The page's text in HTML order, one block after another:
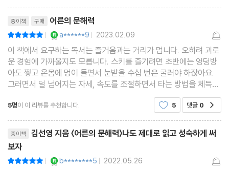
어휘 근육량 측정 - 선 긋는 이야기
독서 근육량 측정 - 일주일에 책 한 권 완독하기
구성 근육량 측정 - ‘거꾸로 마인드맵’ 꾸리기
종합 평가 - 칼럼 읽고 다른 사람에게 설명하기
에필로그 문해력 PT로 생활 습관을 바꿔보세요
참고자료
종이책 구매 어른의 문해력
| a******9 | 2023.02.09
이 책에서 요구하는 독서는 즐거움과는 거리가 멉니다. 오히려 괴로
운 경험에 가까울지도 모릅니다. 스키를 즐기려면 초반에는 엉덩방
아도 찧고 온몸에 멍이 들면서 눈밭을 수십 번은 굴러야 하잖아요.
그러면서 덜 넘어지는 자세, 속도를 조절하면서 타는 방법을 체득하
죠. 문해력 PT는 멍이 들고 구르는 과정입니다. 고통스럽지 않게 어
떤 기술을 익히거나 학습하는 일은 반복 숙달을
5명이 이 리뷰를 추천합니다. 5 댓글 0
종이책
김선영 지음 〈어른의 문해력〉나도 제대로 읽고 성숙하게 써
보자
| b********5 | 2022.05.26